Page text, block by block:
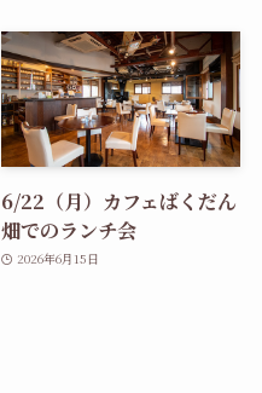
6/22（月）カフェばくだん
畑でのランチ会
2026年6月15日